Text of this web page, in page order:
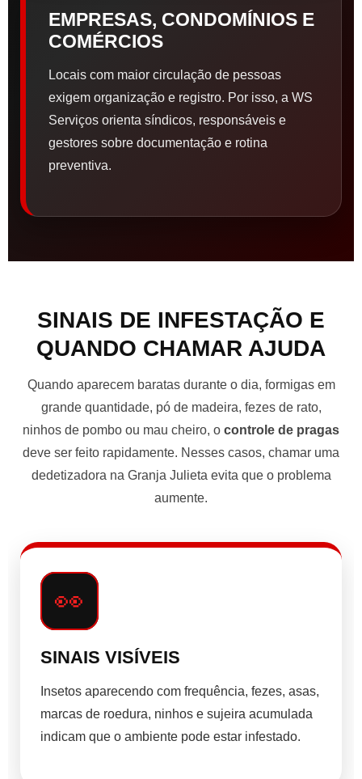
EMPRESAS, CONDOMÍNIOS E
COMÉRCIOS
Locais com maior circulação de pessoas
exigem organização e registro. Por isso, a WS
Serviços orienta síndicos, responsáveis e
gestores sobre documentação e rotina
preventiva.
SINAIS DE INFESTAÇÃO E
QUANDO CHAMAR AJUDA
Quando aparecem baratas durante o dia, formigas em
grande quantidade, pó de madeira, fezes de rato,
ninhos de pombo ou mau cheiro, o controle de pragas
deve ser feito rapidamente. Nesses casos, chamar uma
dedetizadora na Granja Julieta evita que o problema
aumente.
👀
SINAIS VISÍVEIS
Insetos aparecendo com frequência, fezes, asas,
marcas de roedura, ninhos e sujeira acumulada
indicam que o ambiente pode estar infestado.